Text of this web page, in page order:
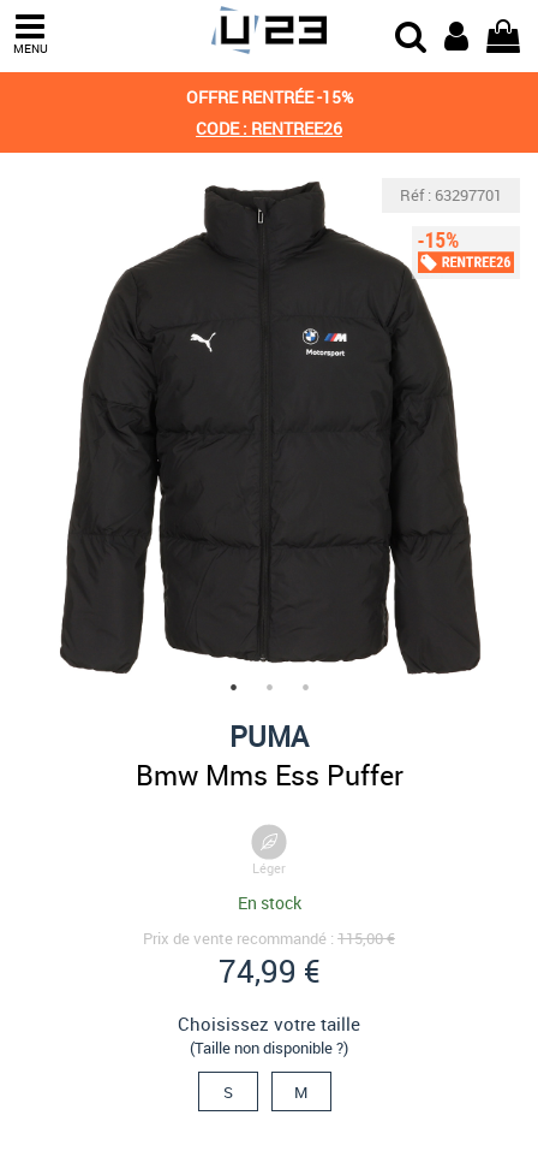
MENU
OFFRE RENTRÉE -15%
CODE : RENTREE26
Réf : 63297701
PUMA
Bmw Mms Ess Puffer
Léger
En stock
Prix de vente recommandé : 115,00 €
74,99 €
Choisissez votre taille
(Taille non disponible ?)
S M